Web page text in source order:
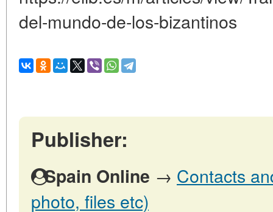
del-mundo-de-los-bizantinos
Publisher:
Spain Online → Contacts
photo, files etc)